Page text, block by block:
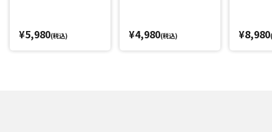
¥5,980(税込) ¥4,980(税込) ¥8,980